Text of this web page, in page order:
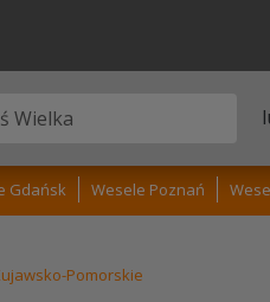
Gdańsk Wesele Poznań
Pomorskie